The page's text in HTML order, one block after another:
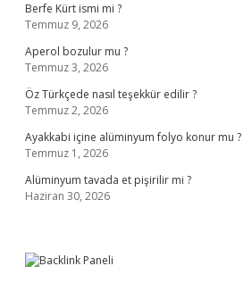
Berfe Kürt ismi mi ?
Temmuz 9, 2026
Aperol bozulur mu ?
Temmuz 3, 2026
Öz Türkçede nasıl teşekkür edilir ?
Temmuz 2, 2026
Ayakkabi içine alüminyum folyo konur mu ?
Temmuz 1, 2026
Alüminyum tavada et pişirilir mi ?
Haziran 30, 2026